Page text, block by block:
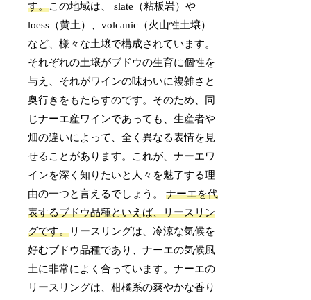
す。この地域は、 slate（粘板岩）や
loess（黄土）、volcanic（火山性土壌）
など、様々な土壌で構成されています。
それぞれの土壌がブドウの生育に個性を
与え、それがワインの味わいに複雑さと
奥行きをもたらすのです。そのため、同
じナーエ産ワインであっても、生産者や
畑の違いによって、全く異なる表情を見
せることがあります。これが、ナーエワ
インを深く知りたいと人々を魅了する理
由の一つと言えるでしょう。ナーエを代
表するブドウ品種といえば、リースリン
グです。リースリングは、冷涼な気候を
好むブドウ品種であり、ナーエの気候風
土に非常によく合っています。ナーエの
リースリングは、柑橘系の爽やかな香り